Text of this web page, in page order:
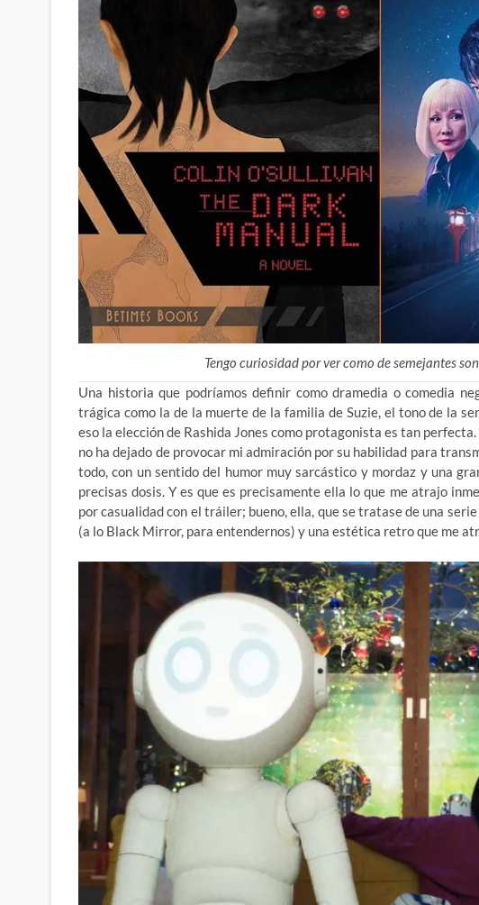
Tengo curiosidad por ver como de semejantes
Una historia que podríamos definir como dramedia o comedia
trágica como la de la muerte de la familia de Suzie, el tono de la
eso la elección de Rashida Jones como protagonista es tan
no ha dejado de provocar mi admiración por su habilidad para
todo, con un sentido del humor muy sarcástico y mordaz y una
precisas dosis. Y es que es precisamente ella lo que me atrajo
por casualidad con el tráiler; bueno, ella, que se tratase de una
(a lo Black Mirror, para entendernos) y una estética retro que me